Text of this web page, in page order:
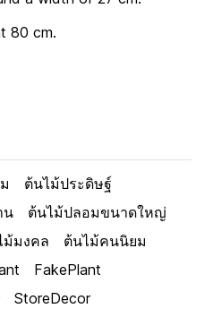
80 cm.
ต้นไม้ประดิษฐ์
น
ต้นไม้ปลอมขนาดใหญ่
ม้มงคล
ต้นไม้คนนิยม
FakePlant
StoreDecor